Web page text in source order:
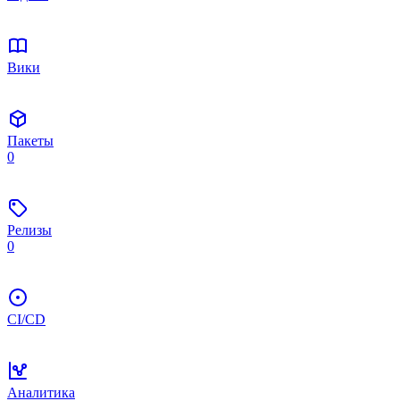
Вики
Пакеты
0
Релизы
0
CI/CD
Аналитика